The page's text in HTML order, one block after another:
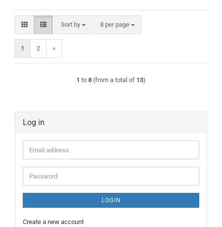
Sort by
Sort by 8 per page
per page
1 2 »
1 to 8 (from a total of 13)
Log in
Email
address
Password
LOGIN
Create a new account